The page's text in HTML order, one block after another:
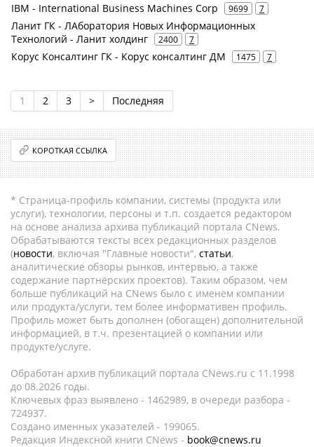
IBM - International Business Machines Corp 9699 7
Ланит ГК - ЛАборатория Новых Информационных
Технологий - Ланит холдинг
2400 7
Корус Консалтинг ГК - Корус консалтинг ДМ 1475 7
1 2 3 > Последняя
КОРОТКАЯ ССЫЛКА
* Страница-профиль компании, системы (продукта или
услуги), технологии, персоны и т.п. создается редактором
на основе анализа архива публикаций портала CNews.
Обрабатываются тексты всех редакционных разделов
(новости, включая "Главные новости", статьи,
аналитические обзоры рынков, интервью, а также
содержание партнёрских проектов). Таким образом, чем
больше публикаций на CNews было с именем компании
или продукта/услуги, тем более информативен профиль.
Профиль может быть дополнен (обогащен) дополнительной
информацией, в т.ч. презентацией о компании или
продукте/услуге.
Обработан архив публикаций портала CNews.ru c 11.1998
до 08.2026 годы.
Ключевых фраз выявлено - 1462989, в очереди разбора -
724937.
Создано именных указателей - 199065.
Редакция Индексной книги CNews - book@cnews.ru